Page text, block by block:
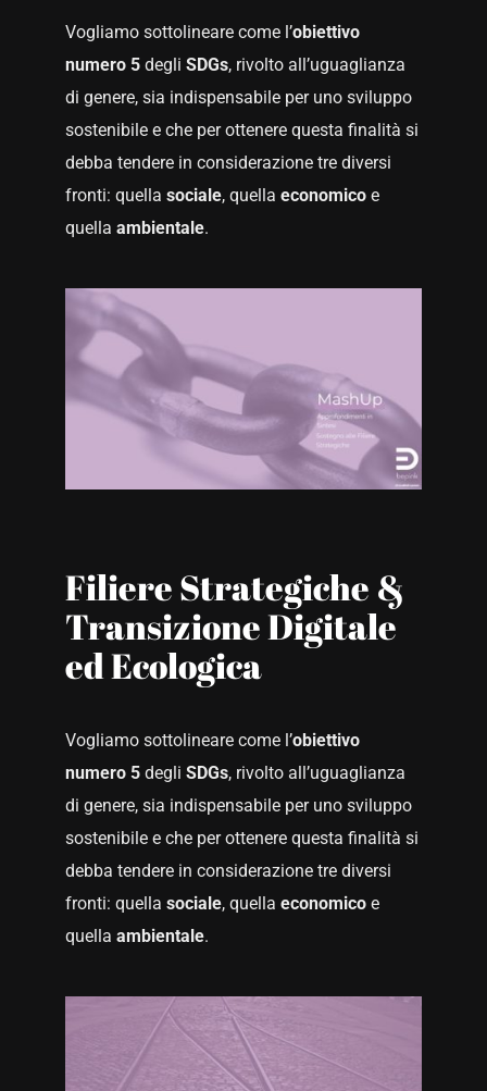
Vogliamo sottolineare come l’obiettivo
numero 5degli SDGs, rivolto all’uguaglianza
di genere, sia indispensabile per uno sviluppo
sostenibile e che per ottenere questa finalità si
debba tendere in considerazione tre diversi
fronti: quella sociale, quella economicoe
quella ambientale.
Filiere Strategiche &
Transizione Digitale
ed Ecologica
Vogliamo sottolineare come l’obiettivo
numero 5degli SDGs, rivolto all’uguaglianza
di genere, sia indispensabile per uno sviluppo
sostenibile e che per ottenere questa finalità si
debba tendere in considerazione tre diversi
fronti: quella sociale, quella economicoe
quella ambientale.